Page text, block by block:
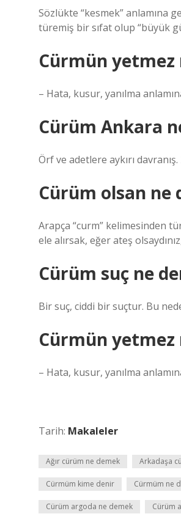
Sözlükte “kesmek” anlamına
türemiş bir sıfat olup “büyük
Cürmün yetmez
– Hata, kusur, yanılma
Cürüm Ankara
Örf ve adetlere aykırı
Cürüm olsan ne
Arapça “curm” kelimesinden
ele alırsak, eğer ateş
Cürüm suç ne
Bir suç, ciddi bir suçtur. Bu
Cürmün yetmez
– Hata, kusur, yanılma
Tarih: Makaleler
Ağır cürüm ne demek Arkadaşa
Cürmüm kime denir Cürmüm ne
Cürüm argoda ne demek Cürüm